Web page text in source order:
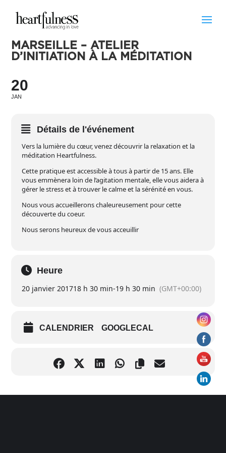
MARSEILLE – ATELIER
D’INITIATION À LA MÉDITATION
20
JAN
Détails de l'événement
Vers la lumière du cœur, venez découvrir la relaxation et la
méditation Heartfulness.
Cette pratique est accessible à tous à partir de 15 ans. Elle
vous emmènera loin de l’agitation mentale, elle vous aidera à
gérer le stress et à trouver le calme et la sérénité en vous.
Nous vous accueillerons chaleureusement pour cette
découverte du coeur.
Nous serons heureux de vous acceuillir
Heure
20 janvier 201718 h 30 min-19 h 30 min (GMT+00:00)
CALENDRIER GOOGLECAL